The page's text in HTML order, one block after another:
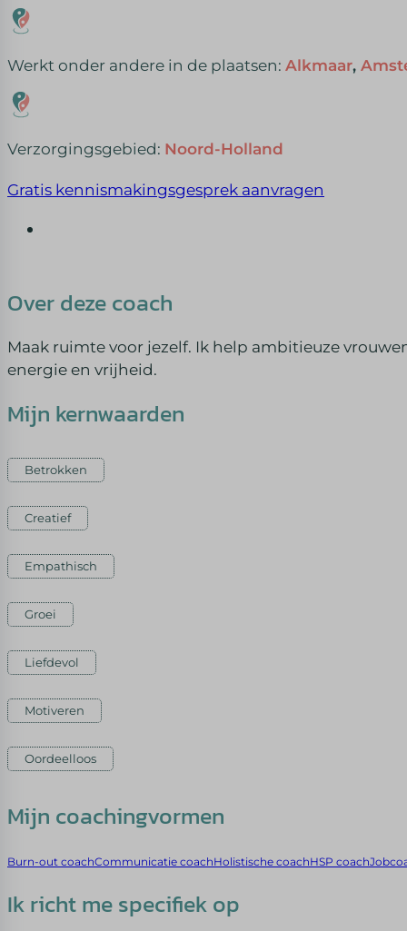
Werkt onder andere in de plaatsen: Alkmaar,
Verzorgingsgebied: Noord-Holland
Gratis kennismakingsgesprek aanvragen
Over deze coach
Maak ruimte voor jezelf. Ik help ambitieuze
energie en vrijheid.
Mijn kernwaarden
Betrokken
Creatief
Empathisch
Groei
Liefdevol
Motiveren
Oordeelloos
Mijn coachingvormen
Burn-out coachCommunicatie coachHolistische coachHSP coach
Ik richt me specifiek op